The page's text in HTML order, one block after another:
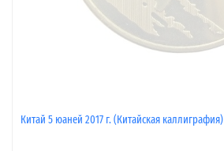
Китай 5 юаней 2017 г. (Китайская каллиграфия)